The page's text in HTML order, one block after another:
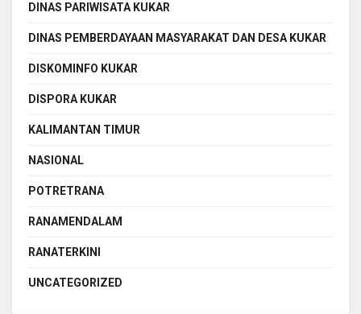
DINAS PARIWISATA KUKAR
DINAS PEMBERDAYAAN MASYARAKAT DAN DESA KUKAR
DISKOMINFO KUKAR
DISPORA KUKAR
KALIMANTAN TIMUR
NASIONAL
POTRETRANA
RANAMENDALAM
RANATERKINI
UNCATEGORIZED